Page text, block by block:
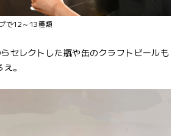
で12～13種類
セレクトした瓶や缶のクラフトビールも
。